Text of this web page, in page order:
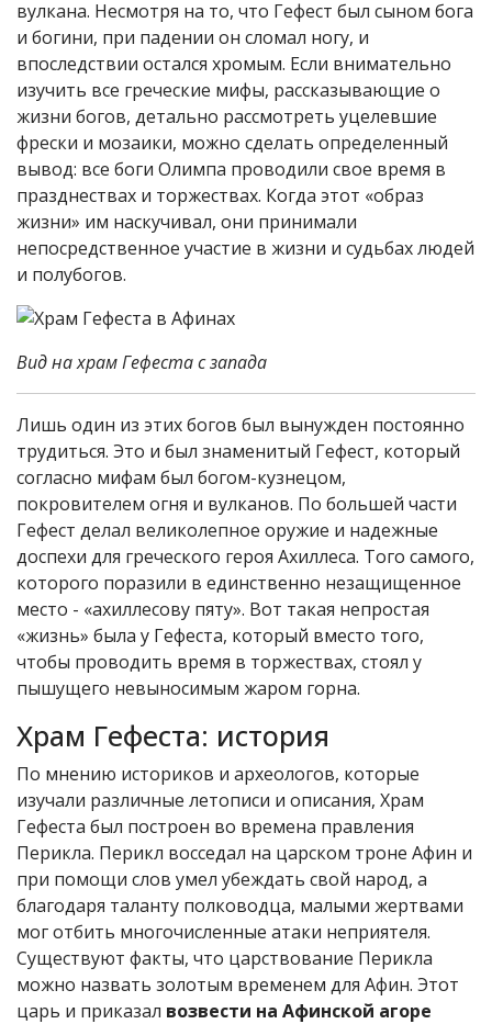
вулкана. Несмотря на то, что Гефест был сыном бога
и богини, при падении он сломал ногу, и
впоследствии остался хромым. Если внимательно
изучить все греческие мифы, рассказывающие о
жизни богов, детально рассмотреть уцелевшие
фрески и мозаики, можно сделать определенный
вывод: все боги Олимпа проводили свое время в
празднествах и торжествах. Когда этот «образ
жизни» им наскучивал, они принимали
непосредственное участие в жизни и судьбах людей
и полубогов.
Вид на храм Гефеста с запада
Лишь один из этих богов был вынужден постоянно
трудиться. Это и был знаменитый Гефест, который
согласно мифам был богом-кузнецом,
покровителем огня и вулканов. По большей части
Гефест делал великолепное оружие и надежные
доспехи для греческого героя Ахиллеса. Того самого,
которого поразили в единственно незащищенное
место - «ахиллесову пяту». Вот такая непростая
«жизнь» была у Гефеста, который вместо того,
чтобы проводить время в торжествах, стоял у
пышущего невыносимым жаром горна.
Храм Гефеста: история
По мнению историков и археологов, которые
изучали различные летописи и описания, Храм
Гефеста был построен во времена правления
Перикла. Перикл восседал на царском троне Афин и
при помощи слов умел убеждать свой народ, а
благодаря таланту полководца, малыми жертвами
мог отбить многочисленные атаки неприятеля.
Существуют факты, что царствование Перикла
можно назвать золотым временем для Афин. Этот
царь и приказал возвести на Афинской агоре